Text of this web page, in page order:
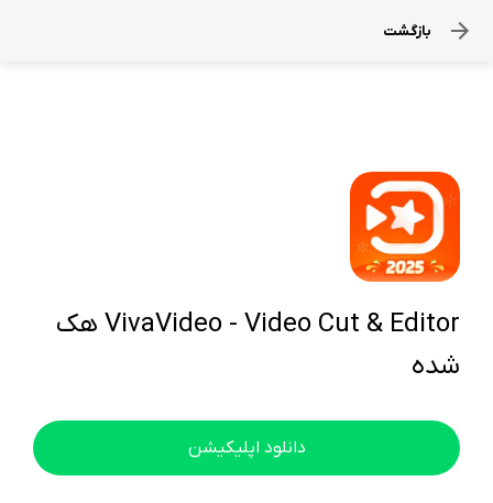
بازگشت
VivaVideo - Video Cut & Editor هک
شده
دانلود اپلیکیشن